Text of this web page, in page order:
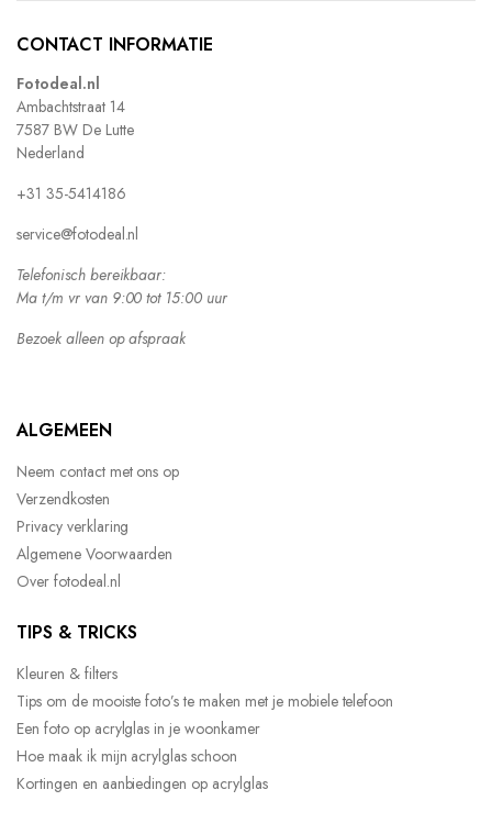
CONTACT INFORMATIE
Fotodeal.nl
Ambachtstraat 14
7587 BW De Lutte
Nederland
+31 35-5414186
service@fotodeal.nl
Telefonisch bereikbaar:
Ma t/m vr van 9:00 tot 15:00 uur
Bezoek alleen op afspraak
ALGEMEEN
Neem contact met ons op
Verzendkosten
Privacy verklaring
Algemene Voorwaarden
Over fotodeal.nl
TIPS & TRICKS
Kleuren & filters
Tips om de mooiste foto’s te maken met je mobiele telefoon
Een foto op acrylglas in je woonkamer
Hoe maak ik mijn acrylglas schoon
Kortingen en aanbiedingen op acrylglas